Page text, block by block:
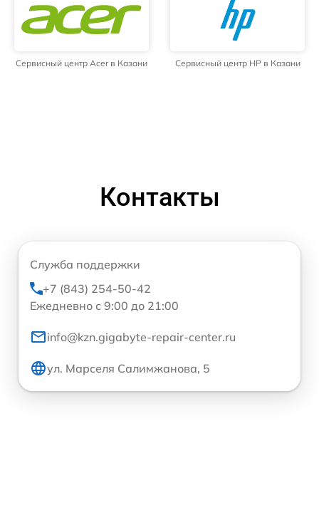
Сервисный центр Acer в Казани Сервисный центр HP в Казани
Контакты
Служба поддержки
+7 (843) 254-50-42
Ежедневно с 9:00 до 21:00
info@kzn.gigabyte-repair-center.ru
ул. Марселя Салимжанова, 5